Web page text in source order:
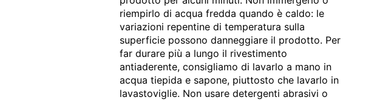
riempirlo di acqua fredda quando è caldo: le
variazioni repentine di temperatura sulla
superficie possono danneggiare il prodotto. Per
far durare più a lungo il rivestimento
antiaderente, consigliamo di lavarlo a mano in
acqua tiepida e sapone, piuttosto che lavarlo in
lavastoviglie. Non usare detergenti abrasivi o